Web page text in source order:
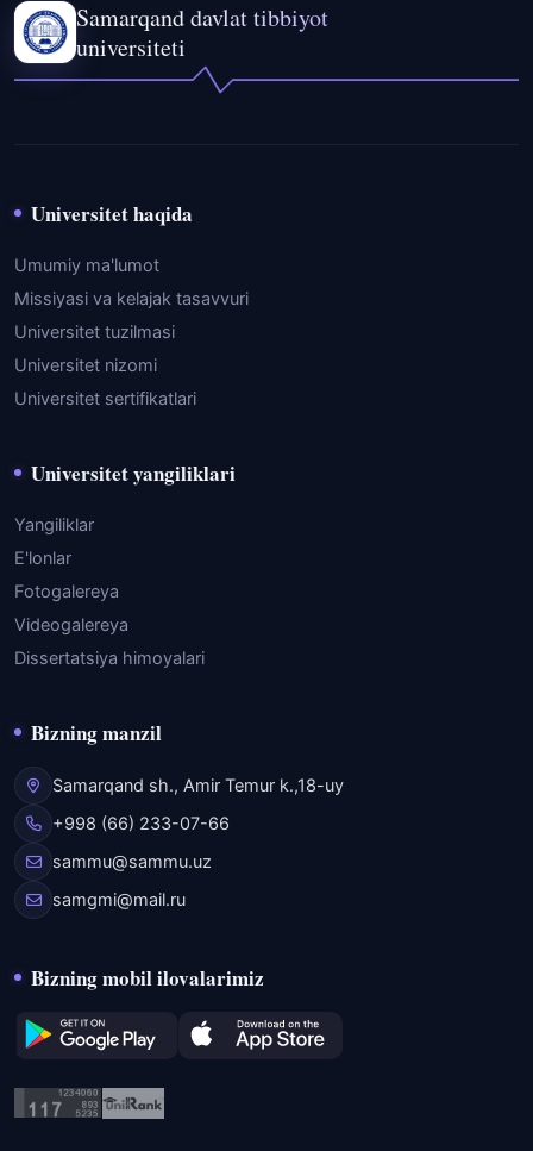
Samarqand davlat tibbiyot
universiteti
Universitet haqida
Umumiy ma'lumot
Missiyasi va kelajak tasavvuri
Universitet tuzilmasi
Universitet nizomi
Universitet sertifikatlari
Universitet yangiliklari
Yangiliklar
E'lonlar
Fotogalereya
Videogalereya
Dissertatsiya himoyalari
Bizning manzil
Samarqand sh., Amir Temur k.,18-uy
+998 (66) 233-07-66
sammu@sammu.uz
samgmi@mail.ru
Bizning mobil ilovalarimiz